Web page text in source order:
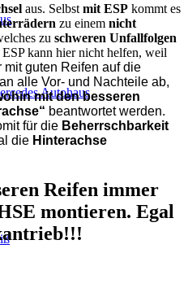
Autohaus
aus. Selbst mit ESP kommt es
zu einem nicht
zu schweren Unfallfolgen
kann hier nicht helfen, weil
guten Reifen auf die
alle Vor- und Nachteile ab,
mit den besseren
beantwortet werden.
für die Beherrschbarkeit
die Hinterachse
Reifen immer
montieren. Egal